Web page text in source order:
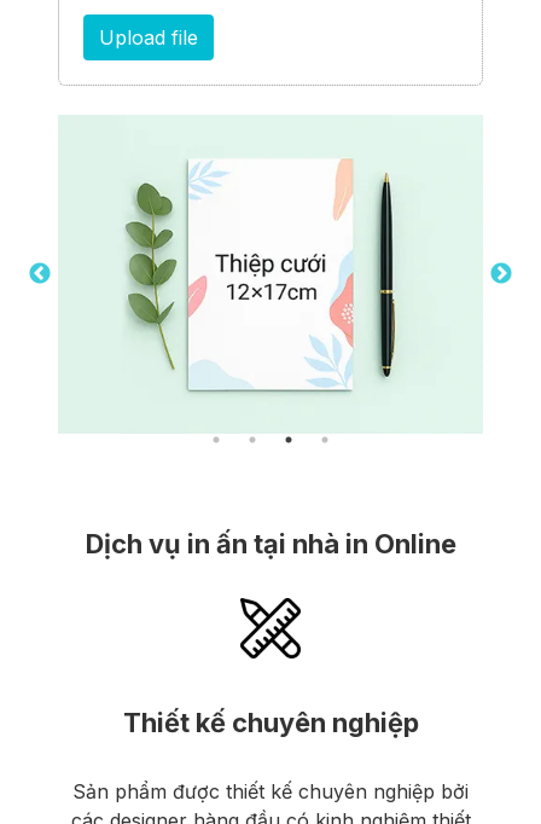
Upload file
Dịch vụ in ấn tại nhà in Online
Thiết kế chuyên nghiệp
Sản phẩm được thiết kế chuyên nghiệp bởi